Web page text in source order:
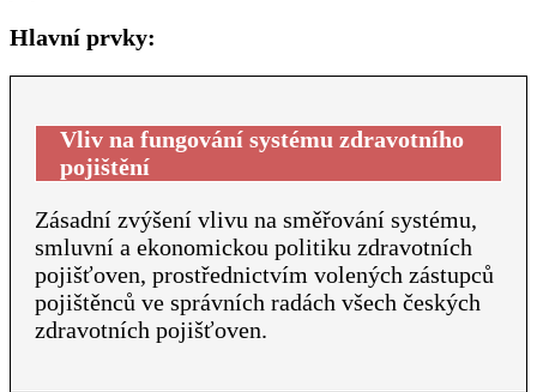
Hlavní prvky:
Vliv na fungování systému zdravotního
pojištění
Zásadní zvýšení vlivu na směřování systému,
smluvní a ekonomickou politiku zdravotních
pojišťoven, prostřednictvím volených zástupců
pojištěnců ve správních radách všech českých
zdravotních pojišťoven.